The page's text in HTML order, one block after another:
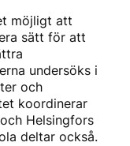
möjligt att
sätt för att
undersöks i
och
koordinerar
Helsingfors
deltar också.